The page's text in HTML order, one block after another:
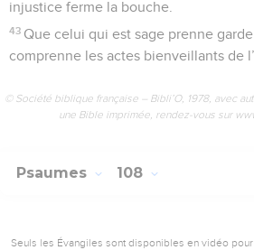
injustice ferme la bouche.
43 Que celui qui est sage prenne
comprenne les actes bienveillants de
© Société biblique française – Bibli’O, 1978, avec
une Bible imprimée, rendez-vous sur
Psaumes 108
Seuls les Évangiles sont disponibles en vidéo pour